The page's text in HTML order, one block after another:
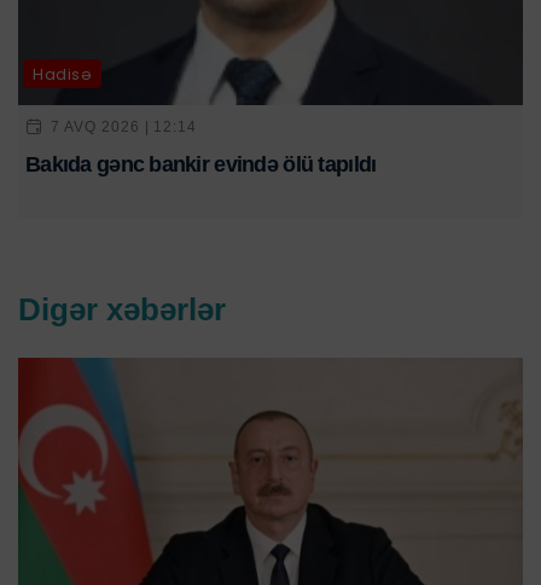
Hadisə
7 AVQ 2026 | 12:14
Bakıda gənc bankir evində ölü tapıldı
Digər xəbərlər